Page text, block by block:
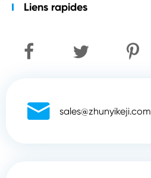
Liens rapides
 sales@zhunyikeji.com